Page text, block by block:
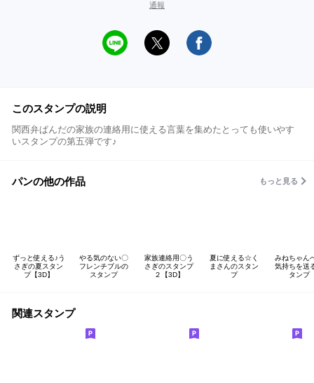
通報
このスタンプの説明
関西弁ぱんだの家族の連絡用に使える言葉を集めたとっても使いやす
いスタンプの第五弾です♪
パンの他の作品 もっと見る
ずっと使える♪う
さぎの夏スタン
プ【3D】
やる気のない〇
フレンチブルの
スタンプ
家族連絡用〇う
さぎのスタンプ
２【3D】
夏に使える☆く
まさんのスタン
プ
みねちゃん
気持ちを送
タンプ
関連スタンプ